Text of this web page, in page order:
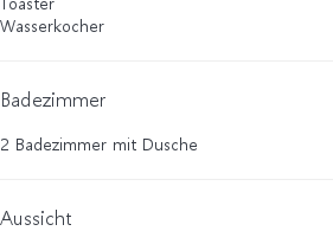
Wasserkocher
Badezimmer
2 Badezimmer mit Dusche
Aussicht